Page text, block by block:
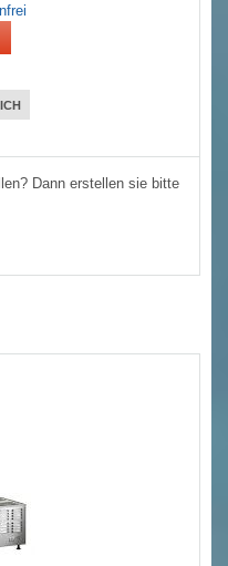
Dann erstellen sie bitte